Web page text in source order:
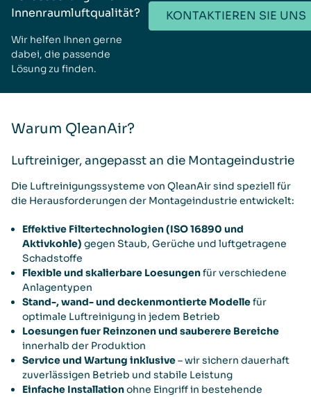
Innenraumluftqualität?
Wir helfen Ihnen gerne
dabei, die passende
Lösung zu finden.
KONTAKTIEREN SIE UNS
Warum QleanAir?
Luftreiniger, angepasst an die Montageindustrie
Die Luftreinigungssysteme von QleanAir sind speziell für
die Herausforderungen der Montageindustrie entwickelt:
Effektive Filtertechnologien (ISO 16890 und
Aktivkohle) gegen Staub, Gerüche und luftgetragene
Schadstoffe
Flexible und skalierbare Loesungenfür verschiedene
Anlagentypen
Stand-, wand- und deckenmontierte Modellefür
optimale Luftreinigung in jedem Betrieb
Loesungen fuer Reinzonen und sauberere Bereiche
innerhalb der Produktion
Service und Wartung inklusive– wir sichern dauerhaft
zuverlässigen Betrieb und stabile Leistung
Einfache Installationohne Eingriff in bestehende